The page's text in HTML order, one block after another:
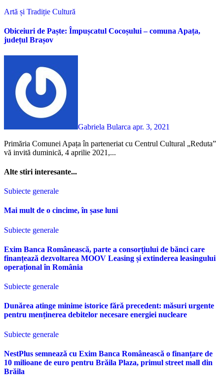
Artă și Tradiție Cultură
Obiceiuri de Paște: Împușcatul Cocoșului – comuna Apața,
județul Brașov
Gabriela Bularca apr. 3, 2021
Primăria Comunei Apața în parteneriat cu Centrul Cultural „Reduta”
vă invită duminică, 4 aprilie 2021,...
Alte stiri interesante...
Subiecte generale
Mai mult de o cincime, în șase luni
Subiecte generale
Exim Banca Românească, parte a consorțiului de bănci care
finanțează dezvoltarea MOOV Leasing și extinderea leasingului
operațional în România
Subiecte generale
Dunărea atinge minime istorice fără precedent: măsuri urgente
pentru menținerea debitelor necesare energiei nucleare
Subiecte generale
NestPlus semnează cu Exim Banca Românească o finanțare de
10 milioane de euro pentru Brăila Plaza, primul street mall din
Brăila